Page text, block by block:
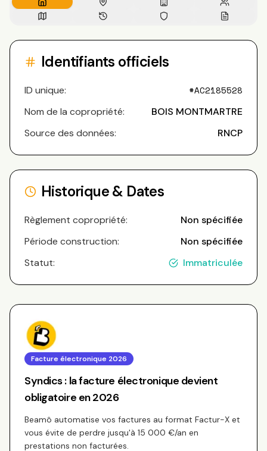
Identifiants officiels
ID unique: #AC2185528
Nom de la copropriété:
BOIS MONTMARTRE
Source des données:
RNCP
Historique & Dates
Règlement copropriété:
Non spécifiée
Période construction:
Non spécifiée
Statut:
Immatriculée
Facture électronique 2026
Syndics : la facture électronique devient
obligatoire en 2026
Beamô automatise vos factures au format Factur-X et
vous évite de perdre jusqu'à 15 000 €/an en
prestations non facturées.